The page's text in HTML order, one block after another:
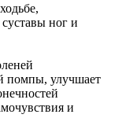
ног и
помпы, улучшает
и